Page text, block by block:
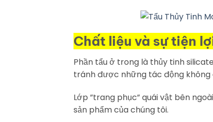
Chất liệu và sự tiện
Phần tẩu ở trong là thủy tinh
tránh được những tác động không
Lớp ”trang phục” quái vật bên
sản phẩm của chúng tôi.